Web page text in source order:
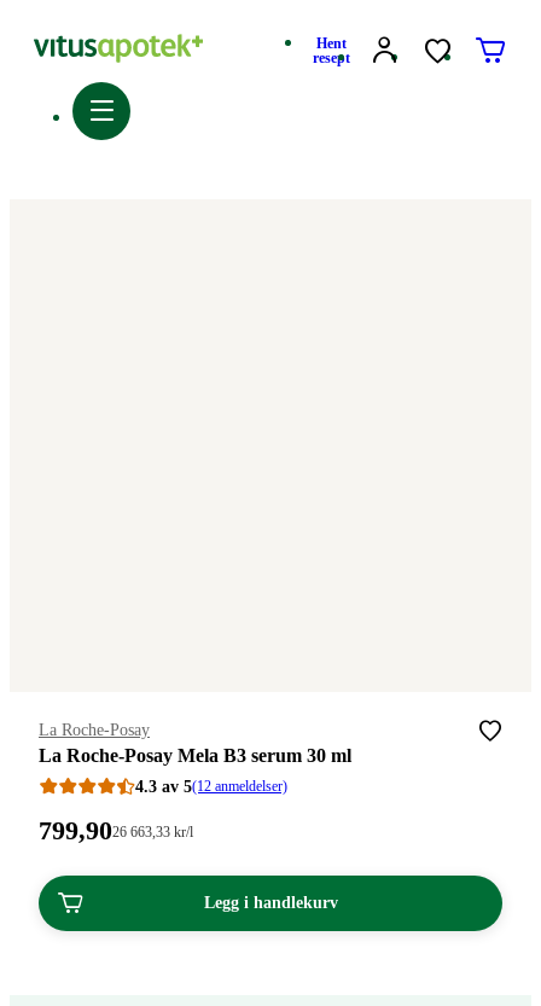
Hent
resept
Merke:
La Roche-Posay
La Roche-Posay Mela B3 serum 30 ml
4.3 av 5(12 anmeldelser)
Pris:
kroner.
799,90Stykkpris:
663,33/l
26 663 ,33 kr/l
Legg i handlekurv